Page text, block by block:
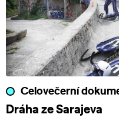
Celovečerní
Dráha ze Sarajeva